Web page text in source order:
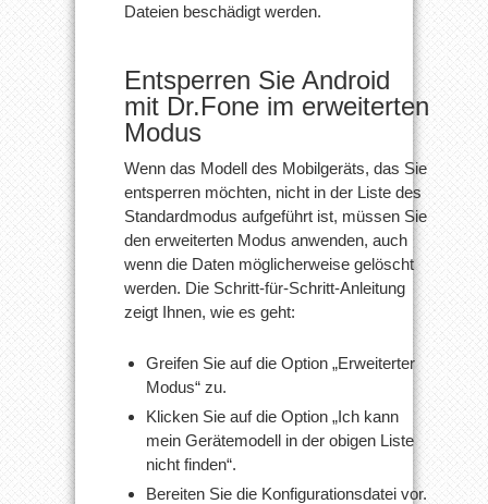
Dateien beschädigt werden.
Entsperren Sie Android
mit Dr.Fone im erweiterten
Modus
Wenn das Modell des Mobilgeräts, das Sie
entsperren möchten, nicht in der Liste des
Standardmodus aufgeführt ist, müssen Sie
den erweiterten Modus anwenden, auch
wenn die Daten möglicherweise gelöscht
werden. Die Schritt-für-Schritt-Anleitung
zeigt Ihnen, wie es geht:
Greifen Sie auf die Option „Erweiterter
Modus“ zu.
Klicken Sie auf die Option „Ich kann
mein Gerätemodell in der obigen Liste
nicht finden“.
Bereiten Sie die Konfigurationsdatei vor.